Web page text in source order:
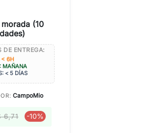
(10
DE ENTREGA:
< 6H
MAÑANA
< 5 DÍAS
CampoMio
6,71 -10%